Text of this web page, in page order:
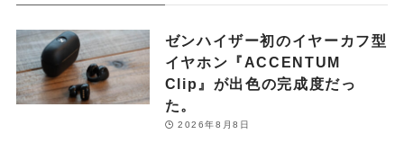
ゼンハイザー初のイヤーカフ型
イヤホン『ACCENTUM
Clip』が出色の完成度だっ
た。
2026年8月8日